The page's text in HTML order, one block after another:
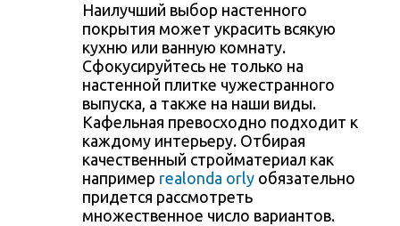
Наилучший выбор настенного
покрытия может украсить всякую
кухню или ванную комнату.
Сфокусируйтесь не только на
настенной плитке чужестранного
выпуска, а также на наши виды.
Кафельная превосходно подходит к
каждому интерьеру. Отбирая
качественный стройматериал как
например realonda orly обязательно
придется рассмотреть
множественное число вариантов.